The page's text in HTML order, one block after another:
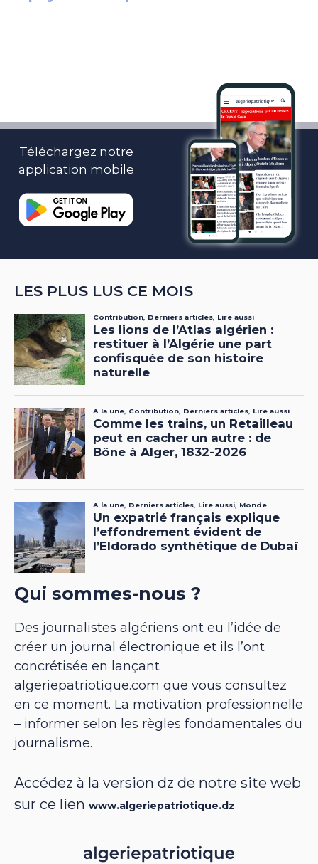
Téléchargez notre
application mobile
LES PLUS LUS CE MOIS
Qui sommes-nous ?
Des journalistes algériens ont eu l’idée de
créer un journal électronique et ils l’ont
concrétisée en lançant
algeriepatriotique.com que vous consultez
en ce moment. La motivation professionnelle
– informer selon les règles fondamentales du
journalisme.
Accédez à la version dz de notre site web
sur ce lien www.algeriepatriotique.dz